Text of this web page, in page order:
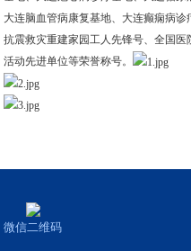
大连脑血管病康复基地、大连癫痫病诊
抗震救灾重建家园工人先锋号、全国
活动先进单位等荣誉称号。
微信二维码